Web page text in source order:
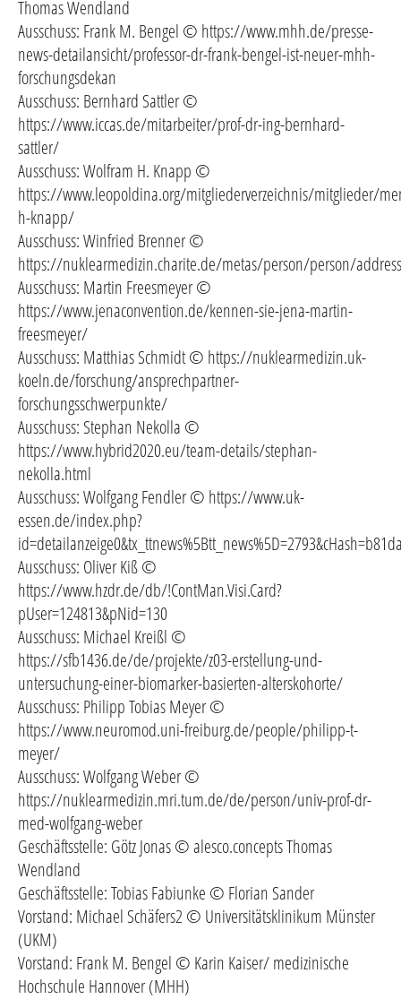
Thomas Wendland
Ausschuss: Frank M. Bengel © https://www.mhh.de/presse-
news-detailansicht/professor-dr-frank-bengel-ist-neuer-mhh-
forschungsdekan
Ausschuss: Bernhard Sattler ©
https://www.iccas.de/mitarbeiter/prof-dr-ing-bernhard-
sattler/
Ausschuss: Wolfram H. Knapp ©
https://www.leopoldina.org/mitgliederverzeichnis/mitglieder/
h-knapp/
Ausschuss: Winfried Brenner ©
https://nuklearmedizin.charite.de/metas/person/person/
Ausschuss: Martin Freesmeyer ©
https://www.jenaconvention.de/kennen-sie-jena-martin-
freesmeyer/
Ausschuss: Matthias Schmidt © https://nuklearmedizin.uk-
koeln.de/forschung/ansprechpartner-
forschungsschwerpunkte/
Ausschuss: Stephan Nekolla ©
https://www.hybrid2020.eu/team-details/stephan-
nekolla.html
Ausschuss: Wolfgang Fendler © https://www.uk-
essen.de/index.php?
Ausschuss: Oliver Kiß ©
https://www.hzdr.de/db/!ContMan.Visi.Card?
pUser=124813&pNid=130
Ausschuss: Michael Kreißl ©
https://sfb1436.de/de/projekte/z03-erstellung-und-
untersuchung-einer-biomarker-basierten-alterskohorte/
Ausschuss: Philipp Tobias Meyer ©
https://www.neuromod.uni-freiburg.de/people/philipp-t-
meyer/
Ausschuss: Wolfgang Weber ©
https://nuklearmedizin.mri.tum.de/de/person/univ-prof-dr-
med-wolfgang-weber
Geschäftsstelle: Götz Jonas © alesco.concepts Thomas
Wendland
Geschäftsstelle: Tobias Fabiunke © Florian Sander
Vorstand: Michael Schäfers2 © Universitätsklinikum Münster
(UKM)
Vorstand: Frank M. Bengel © Karin Kaiser/ medizinische
Hochschule Hannover (MHH)